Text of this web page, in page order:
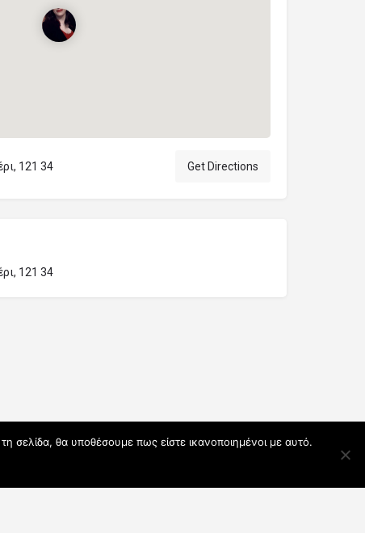
121 34 Get Directions
121 34
σελίδα, θα υποθέσουμε πως είστε ικανοποιημένοι με αυτό.